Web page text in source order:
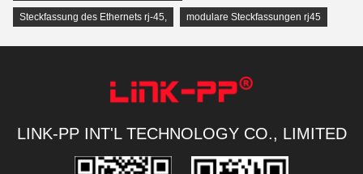
Steckfassung des Ethernets rj-45, modulare Steckfassungen rj45
LINK-PP INT'L TECHNOLOGY CO., LIMITED